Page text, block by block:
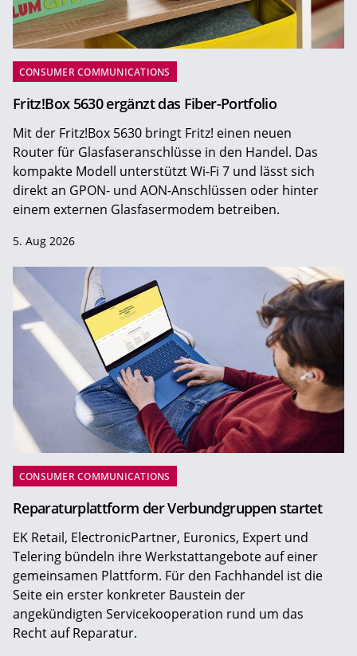
CONSUMER COMMUNICATIONS
Fritz!Box 5630 ergänzt das Fiber-Portfolio
Mit der Fritz!Box 5630 bringt Fritz! einen neuen
Router für Glasfaseranschlüsse in den Handel. Das
kompakte Modell unterstützt Wi-Fi 7 und lässt sich
direkt an GPON- und AON-Anschlüssen oder hinter
einem externen Glasfasermodem betreiben.
5. Aug 2026
CONSUMER COMMUNICATIONS
Reparaturplattform der Verbundgruppen startet
EK Retail, ElectronicPartner, Euronics, Expert und
Telering bündeln ihre Werkstattangebote auf einer
gemeinsamen Plattform. Für den Fachhandel ist die
Seite ein erster konkreter Baustein der
angekündigten Servicekooperation rund um das
Recht auf Reparatur.